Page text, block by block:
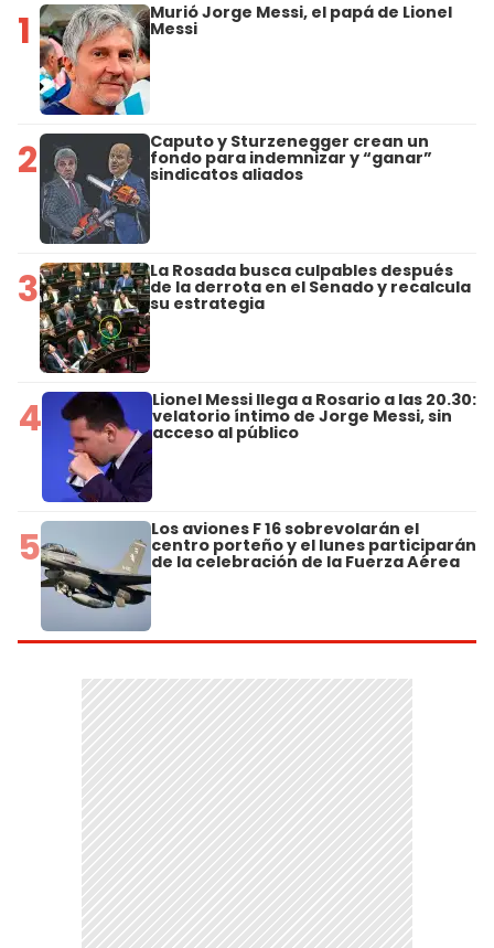
1 Murió Jorge Messi, el papá de Lionel
Messi
2 Caputo y Sturzenegger crean un
fondo para indemnizar y “ganar”
sindicatos aliados
3 La Rosada busca culpables después
de la derrota en el Senado y recalcula
su estrategia
4 Lionel Messi llega a Rosario a las 20.30:
velatorio íntimo de Jorge Messi, sin
acceso al público
5 Los aviones F 16 sobrevolarán el
centro porteño y el lunes participarán
de la celebración de la Fuerza Aérea